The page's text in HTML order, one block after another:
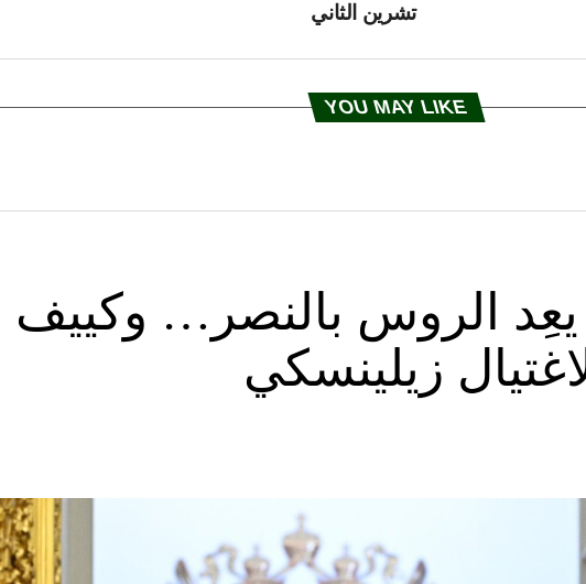
تشرين الثاني
YOU MAY LIKE
يعِد الروس بالنصر… وكييف
زيلينسكي